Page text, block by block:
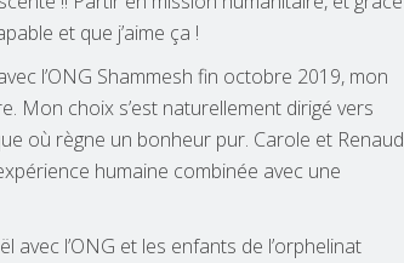
et que j’aime ça !
l’ONG Shammesh fin octobre 2019, mon
Mon choix s’est naturellement dirigé vers
où règne un bonheur pur. Carole et Renaud
humaine combinée avec une
l’ONG et les enfants de l’orphelinat